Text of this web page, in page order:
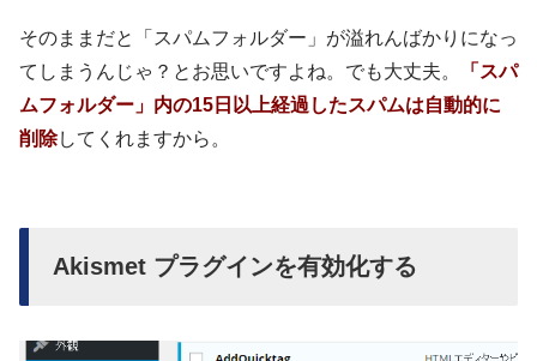
そのままだと「スパムフォルダー」が溢れんばかりになっ
てしまうんじゃ？とお思いですよね。でも大丈夫。
「スパ
ムフォルダー」内の15日以上経過したスパムは自動的に
削除してくれますから。
Akismet プラグインを有効化する